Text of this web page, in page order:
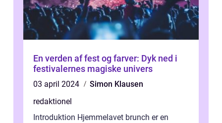
En verden af fest og farver: Dyk ned i
festivalernes magiske univers
03 april 2024
Simon Klausen
redaktionel
Introduktion Hjemmelavet brunch er en